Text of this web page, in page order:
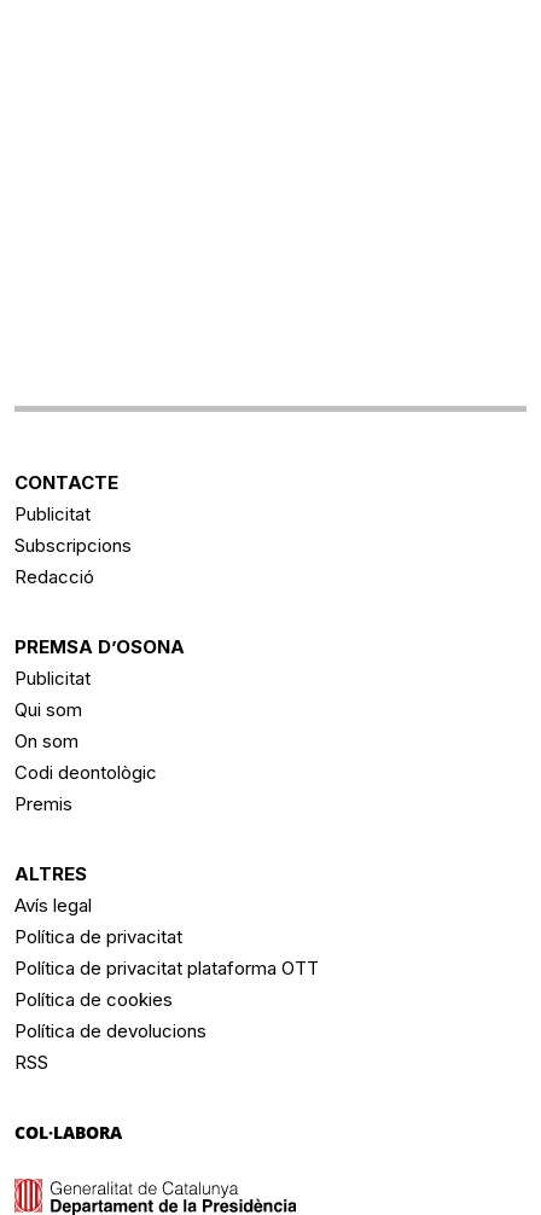
CONTACTE
Publicitat
Subscripcions
Redacció
PREMSA D’OSONA
Publicitat
Qui som
On som
Codi deontològic
Premis
ALTRES
Avís legal
Política de privacitat
Política de privacitat plataforma OTT
Política de cookies
Política de devolucions
RSS
COL·LABORA